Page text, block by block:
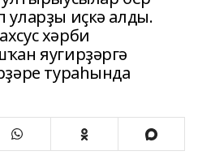
иҫкә алды.
хәрби
яугирҙәргә
тураһында